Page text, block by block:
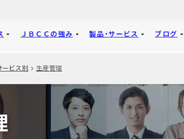
ＪＢＣＣの強み 製品・サービス ブログ
ービス別 生産管理